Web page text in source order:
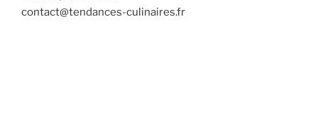
contact@tendances-culinaires.fr